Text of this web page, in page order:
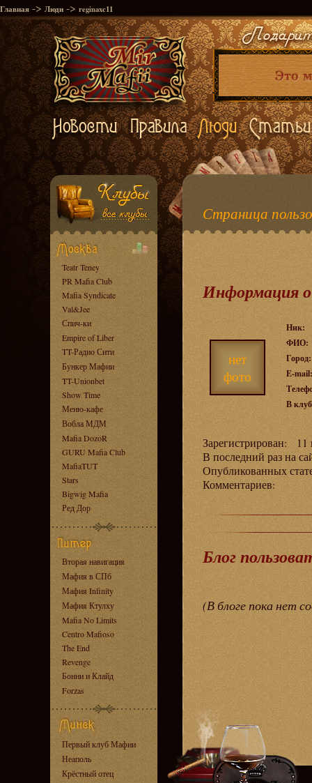
Главная -> Люди -> reginaxc11
Teatr Teney
PR Mafia Club
Mafia Syndicate
Val&Jee
Спич-ки
Empire of Liber
TT-Радио Сити
Бункер Мафии
TT-Unionbet
Show Time
Меню-кафе
Вобла МДМ
Mafia DozoR
GURU Mafia Club
MafiaTUT
Stars
Bigwig Mafia
Ред Дор
Вторая навигация
Мафия в СПб
Мафия Infinity
Мафия Ктулху
Mafia No Limits
Centro Mafioso
The End
Revenge
Бонни и Клайд
Forzas
Первый клуб Мафии
Неаполь
Крёстный отец
Страница
Информация о
нет
фото
Ник:
ФИО:
Город:
E-mail:
В
Зарегистрирован: 11
В последний раз на
Опубликованных
Комментариев:
Блог
(В блоге пока нет